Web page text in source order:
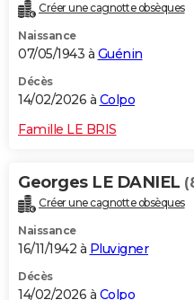
Créer une cagnotte obsèques
Naissance
07/05/1943 à Guénin
Décès
14/02/2026 à Colpo
Famille LE BRIS
Georges LE DANIEL
Créer une cagnotte obsèques
Naissance
16/11/1942 à Pluvigner
Décès
14/02/2026 à Colpo